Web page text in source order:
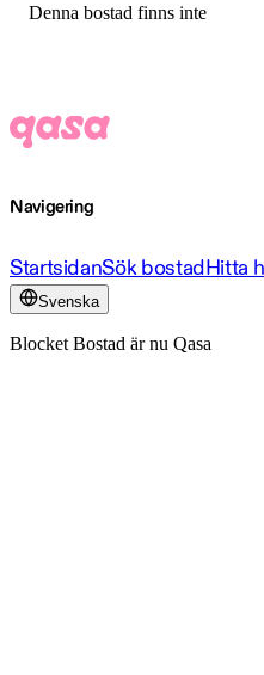
Denna bostad finns inte
Navigering
StartsidanSök bostadHitta
Svenska
Blocket Bostad är nu Qasa